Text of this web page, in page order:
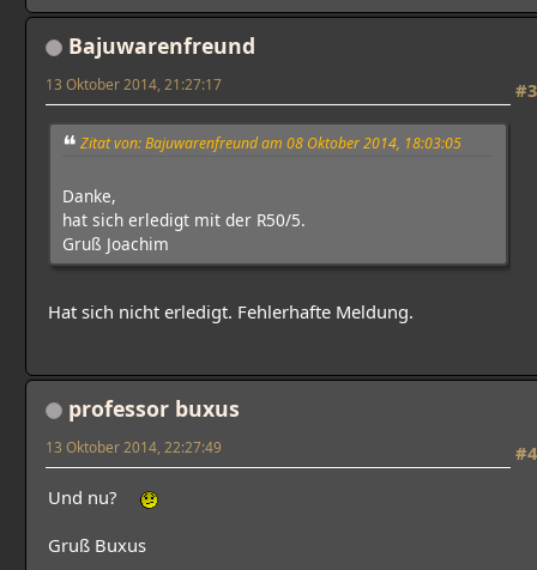
Bajuwarenfreund
#3
13 Oktober 2014, 21:27:17
Zitat von: Bajuwarenfreund am 08 Oktober 2014, 18:03:05
Danke,
hat sich erledigt mit der R50/5.
Gruß Joachim
Hat sich nicht erledigt. Fehlerhafte Meldung.
professor buxus
#4
13 Oktober 2014, 22:27:49
Und nu?
Gruß Buxus